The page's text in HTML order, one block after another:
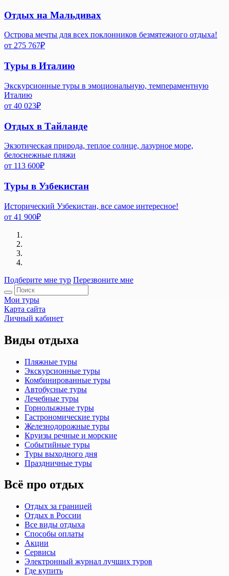
Отдых на Мальдивах
Острова мечты для всех поклонников безмятежного отдыха!
от 275 767₽
Туры в Италию
Экскурсионные туры в эмоциональную, темпераментную
Италию
от 40 023₽
Отдых в Тайланде
Экзотическая природа, теплое солнце, лазурное море,
белоснежные пляжи
от 113 600₽
Туры в Узбекистан
Исторический Узбекистан, все самое интересное!
от 41 900₽
Подберите мне тур Перезвоните мне
Мои туры
Карта сайта
Личный кабинет
Виды отдыха
Пляжные туры
Экскурсионные туры
Комбинированные туры
Автобусные туры
Лечебные туры
Горнолыжные туры
Гастрономические туры
Железнодорожные туры
Круизы речные и морские
Событийные туры
Туры выходного дня
Праздничные туры
Всё про отдых
Отдых за границей
Отдых в России
Все виды отдыха
Способы оплаты
Акции
Сервисы
Электронный журнал лучших туров
Где купить